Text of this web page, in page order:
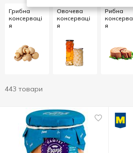
Грибна
консерваці
я
Овочева
консерваці
я
Рибна
я
443 товари